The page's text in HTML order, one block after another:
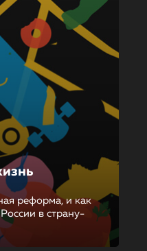
реформа, и как
в страну-